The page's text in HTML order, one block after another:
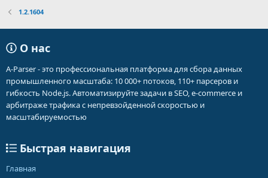
1.2.1604
О нас
A-Parser - это профессиональная платформа для сбора данных
промышленного масштаба: 10 000+ потоков, 110+ парсеров и
гибкость Node.js. Автоматизируйте задачи в SEO, e-commerce и
арбитраже трафика с непревзойденной скоростью и
масштабируемостью
Быстрая навигация
Главная